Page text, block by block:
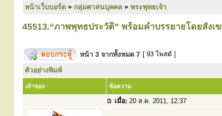
หน้าเว็บบอร์ด » กลุ่มศาสนบุคคล » พระพุทธเจ้า
45513.“ภาพพุทธประวัติ” พร้อมคำบรรยายโดยสังเ
หน้า 3 จากทั้งหมด 7 [ 93 โพสต์ ]
ตัวอย่างพิมพ์
เจ้าของ ข้อความ
เมื่อ: 20 ส.ค. 2011, 12:37